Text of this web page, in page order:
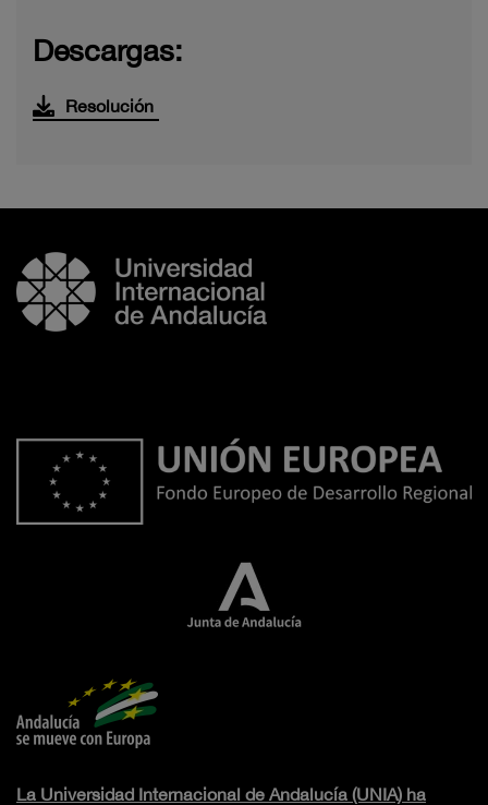
Descargas:
Resolución
La Universidad Internacional de Andalucía (UNIA) ha